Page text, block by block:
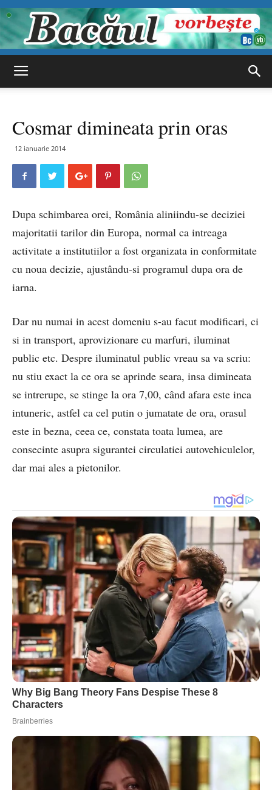
vorbește
Cosmar dimineata prin oras
12 ianuarie 2014
Dupa schimbarea orei, România aliniindu-se deciziei
majoritatii tarilor din Europa, normal ca intreaga
activitate a institutiilor a fost organizata in conformitate
cu noua decizie, ajustându-si programul dupa ora de
iarna.
Dar nu numai in acest domeniu s-au facut modificari, ci
si in transport, aprovizionare cu marfuri, iluminat
public etc. Despre iluminatul public vreau sa va scriu:
nu stiu exact la ce ora se aprinde seara, insa dimineata
se intrerupe, se stinge la ora 7,00, când afara este inca
intuneric, astfel ca cel putin o jumatate de ora, orasul
este in bezna, ceea ce, constata toata lumea, are
consecinte asupra sigurantei circulatiei autovehiculelor,
dar mai ales a pietonilor.